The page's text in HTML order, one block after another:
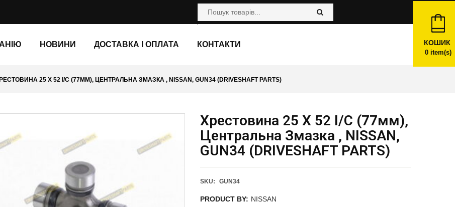
НОВИНИ ДОСТАВКА І ОПЛАТА КОНТАКТИ КОШИК
0item(s)
25 X 52 I/C (77ММ), ЦЕНТРАЛЬНА ЗМАЗКА , NISSAN, GUN34 (DRIVESHAFT PARTS)
Хрестовина 25 X 52 I/C (77мм),
Центральна Змазка , NISSAN,
GUN34 (DRIVESHAFT PARTS)
SKU: GUN34
PRODUCT BY: NISSAN